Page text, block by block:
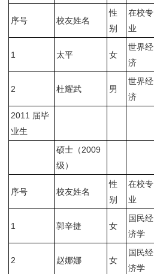
序号 校友姓名
性
别
在校专
业
1 太平 女
世界经
济
2 杜耀武 男
世界经
济
2011 届毕
业生
硕士（2009
级）
序号 校友姓名
性
别
在校专
业
1 郭辛捷 女
国民经
济学
2 赵娜娜 女
国民经
济学